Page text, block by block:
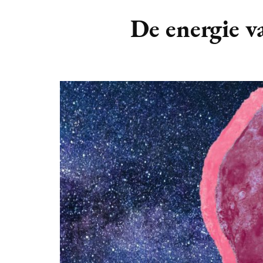
ASTROLOGIE KALENDER
De energie